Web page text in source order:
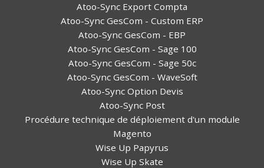
Atoo-Sync Export Compta
Atoo-Sync GesCom - Custom ERP
Atoo-Sync GesCom - EBP
Atoo-Sync GesCom - Sage 100
Atoo-Sync GesCom - Sage 50c
Atoo-Sync GesCom - WaveSoft
Atoo-Sync Option Devis
Atoo-Sync Post
Procédure technique de déploiement d'un module
Magento
Wise Up Papyrus
Wise Up Skate